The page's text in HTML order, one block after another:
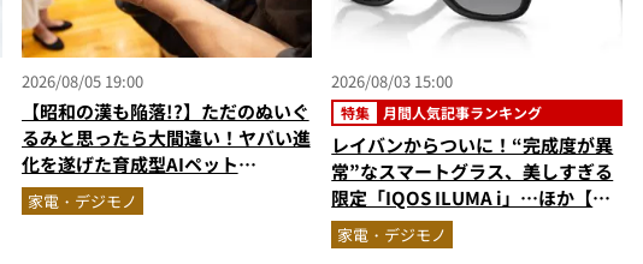
2026/08/05 19:00
【昭和の漢も陥落!?】ただのぬいぐ
るみと思ったら大間違い！ヤバい進
化を遂げた育成型AIペット
「Fuzozo」にハートを奪われた
家電・デジモノ
2026/08/03 15:00
特集 月間人気記事ランキング
レイバンからついに！“完成度が異
常”なスマートグラス、美しすぎる
限定「IQOS ILUMA i」…ほか【ガ
ジェットの人気記事ランキングベス
ト3】（2026年6月版）
家電・デジモノ